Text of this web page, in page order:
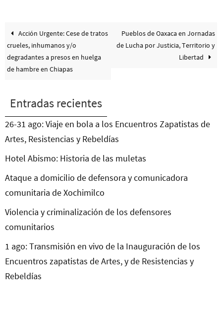
Acción Urgente: Cese de tratos
crueles, inhumanos y/o
degradantes a presos en huelga
de hambre en Chiapas
Pueblos de Oaxaca en Jornadas
de Lucha por Justicia, Territorio y
Libertad
Entradas recientes
26-31 ago: Viaje en bola a los Encuentros Zapatistas de
Artes, Resistencias y Rebeldías
Hotel Abismo: Historia de las muletas
Ataque a domicilio de defensora y comunicadora
comunitaria de Xochimilco
Violencia y criminalización de los defensores
comunitarios
1 ago: Transmisión en vivo de la Inauguración de los
Encuentros zapatistas de Artes, y de Resistencias y
Rebeldías